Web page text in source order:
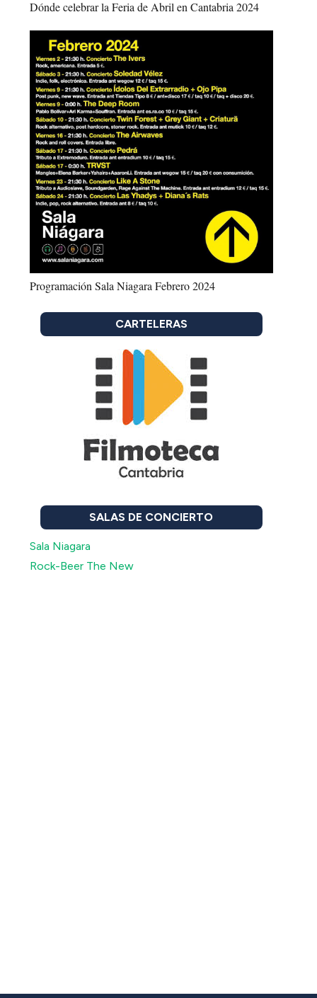
Dónde celebrar la Feria de Abril en Cantabria 2024
Programación Sala Niagara Febrero 2024
CARTELERAS
SALAS DE CONCIERTO
Sala Niagara
Rock-Beer The New